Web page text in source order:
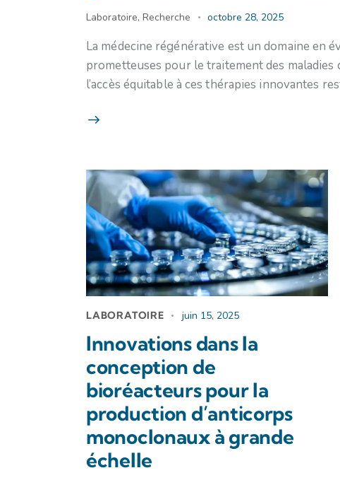
Laboratoire, Recherche octobre 28, 2025
La médecine régénérative est un domaine en
prometteuses pour le traitement des maladies
l’accès équitable à ces thérapies innovantes
LABORATOIRE juin 15, 2025
Innovations dans la
conception de
bioréacteurs pour la
production d’anticorps
monoclonaux à grande
échelle